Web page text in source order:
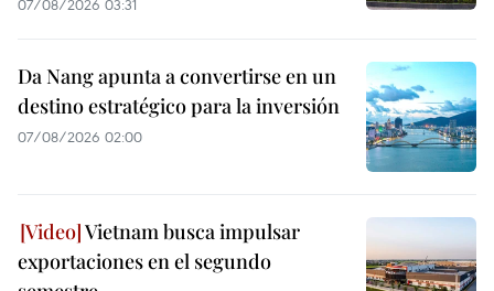
07/08/2026 03:31
Da Nang apunta a convertirse en un
destino estratégico para la inversión
07/08/2026 02:00
Vietnam busca impulsar
exportaciones en el segundo